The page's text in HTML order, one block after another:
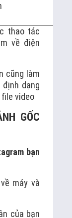
thao tác
về điện
cũng làm
dạng
video
GỐC
bạn
máy và
của bạn